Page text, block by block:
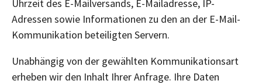
Uhrzeit des E-Mailversands, E-Mailadresse, IP-
Adressen sowie Informationen zu den an der E-Mail-
Kommunikation beteiligten Servern.
Unabhängig von der gewählten Kommunikationsart
erheben wir den Inhalt Ihrer Anfrage. Ihre Daten